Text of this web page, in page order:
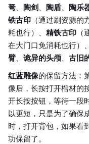
弩
陶剑 陶盾 陶乐
铁古印 （通过刷资源
耗也行）、 精铁古印
在大门口免消耗也行）、
臂
诡异的头颅
古旧
红蓝雕像的保留方法：
像后，长按打开棺材的
开长按按钮，等待一段
以更短，只是为了确保
时，打开背包，如果看
功保留了。